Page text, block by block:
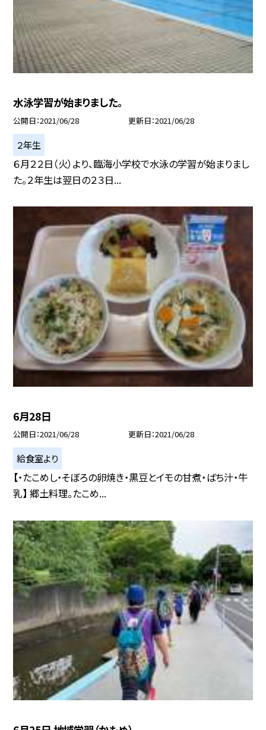
水泳学習が始まりました。
公開日 2021/06/28 更新日 2021/06/28
２年生
６月２２日（火）より、臨海小学校で水泳の学習が始まりまし
た。２年生は翌日の２３日...
6月28日
公開日 2021/06/28 更新日 2021/06/28
給食室より
【・たこめし・そぼろの卵焼き・黒豆とイモの甘煮・ばち汁・牛
乳】 郷土料理。たこめ...